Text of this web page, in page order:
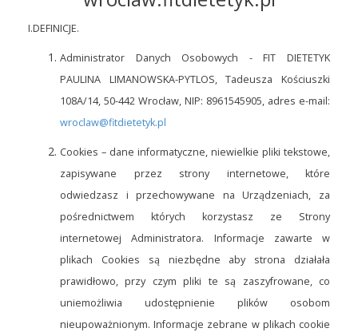
I.DEFINICJE.
Administrator Danych Osobowych - FIT DIETETYK
PAULINA LIMANOWSKA-PYTLOS, Tadeusza Kościuszki
108A/14, 50-442 Wrocław, NIP: 8961545905, adres e-mail:
wroclaw@fitdietetyk.pl
Cookies – dane informatyczne, niewielkie pliki tekstowe,
zapisywane przez strony internetowe, które
odwiedzasz i przechowywane na Urządzeniach, za
pośrednictwem których korzystasz ze Strony
internetowej Administratora. Informacje zawarte w
plikach Cookies są niezbędne aby strona działała
prawidłowo, przy czym pliki te są zaszyfrowane, co
uniemożliwia udostępnienie plików osobom
nieupoważnionym. Informacje zebrane w plikach cookie